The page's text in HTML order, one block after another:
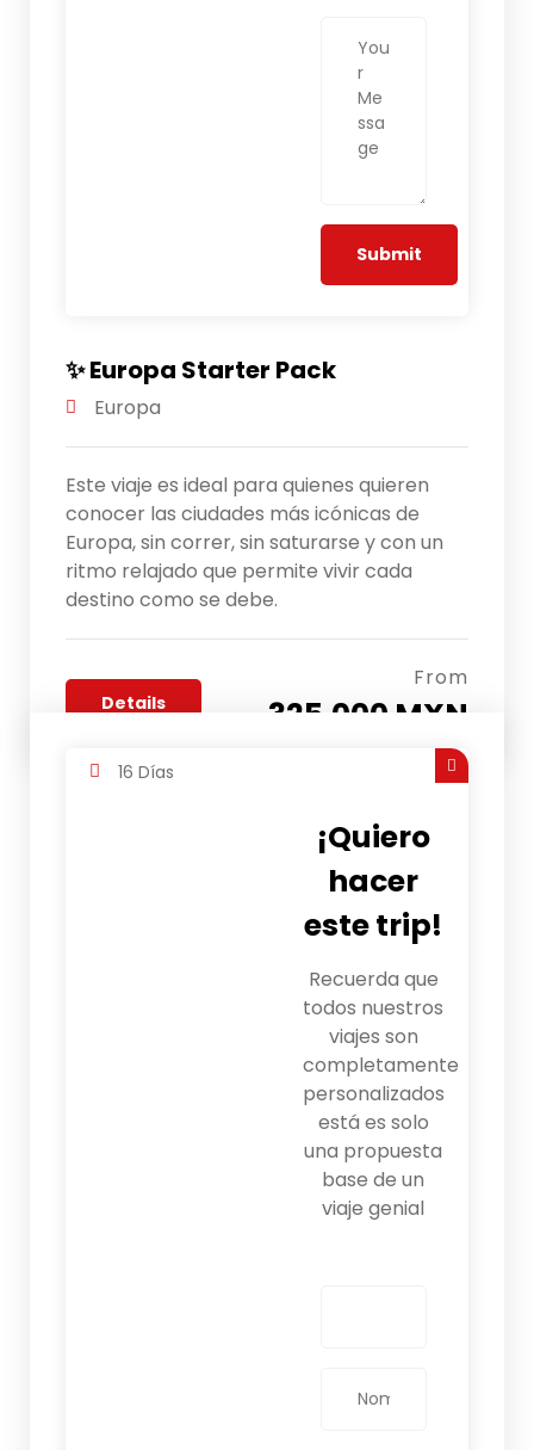
✨ Europa Starter Pack
Europa
Este viaje es ideal para quienes quieren
conocer las ciudades más icónicas de
Europa, sin correr, sin saturarse y con un
ritmo relajado que permite vivir cada
destino como se debe.
Details
From
325,000 MXN
16 Días
¡Quiero
hacer
este trip!
Recuerda que
todos nuestros
viajes son
completamente
personalizados
está es solo
una propuesta
base de un
viaje genial